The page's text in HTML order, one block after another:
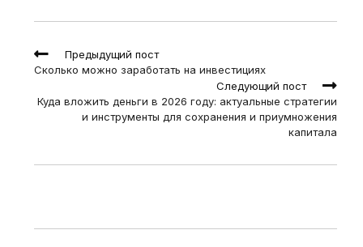
Read
more
articles
Предыдущий пост
Сколько можно заработать на инвестициях
Следующий пост
Куда вложить деньги в 2026 году: актуальные стратегии
и инструменты для сохранения и приумножения
капитала